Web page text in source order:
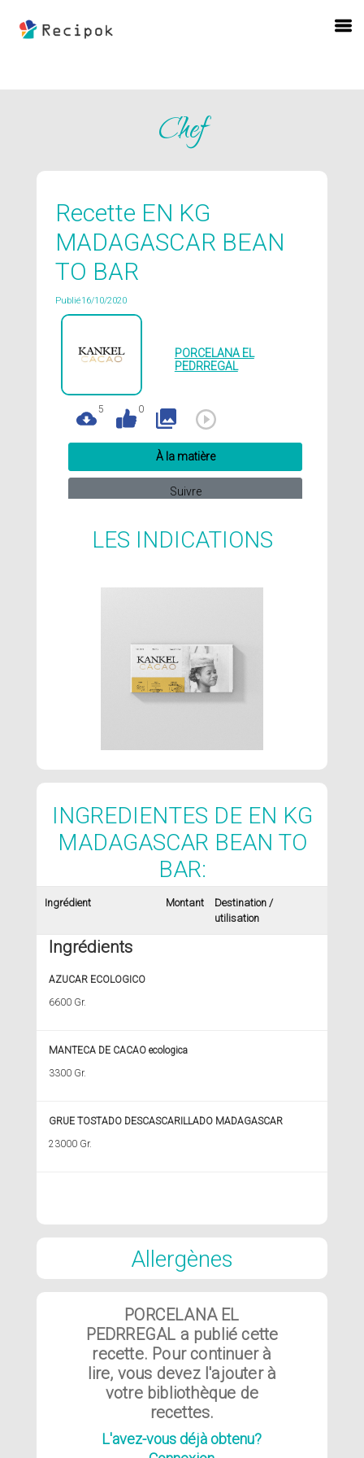
Chef
Recette EN KG
MADAGASCAR BEAN
TO BAR
Publié16/10/2020
PORCELANA EL
PEDRREGAL
5 0
À la matière
Suivre
LES INDICATIONS
INGREDIENTES DE EN KG
MADAGASCAR BEAN TO
BAR:
Ingrédient Montant
Destination /
utilisation
Ingrédients
AZUCAR ECOLOGICO
6600 Gr.
MANTECA DE CACAO ecologica
3300 Gr.
GRUE TOSTADO DESCASCARILLADO MADAGASCAR
23000 Gr.
Allergènes
PORCELANA EL
PEDRREGAL a publié cette
recette. Pour continuer à
lire, vous devez l'ajouter à
votre bibliothèque de
recettes.
L'avez-vous déjà obtenu?